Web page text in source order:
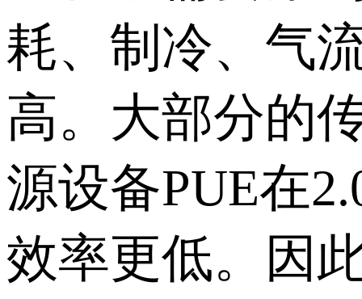
耗、制冷、气
高。大部分的
源设备PUE在
效率更低。因